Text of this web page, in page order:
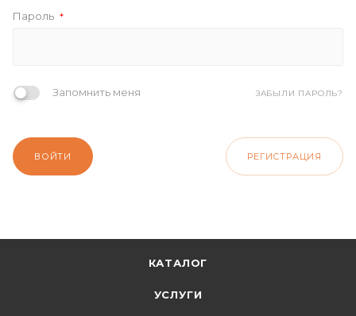
Пароль *
Запомнить меня ЗАБЫЛИ ПАРОЛЬ?
ВОЙТИ РЕГИСТРАЦИЯ
КАТАЛОГ
УСЛУГИ